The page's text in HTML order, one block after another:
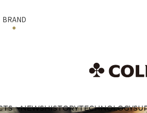
BRAND
NEWSHISTORYTECHNOLOGY